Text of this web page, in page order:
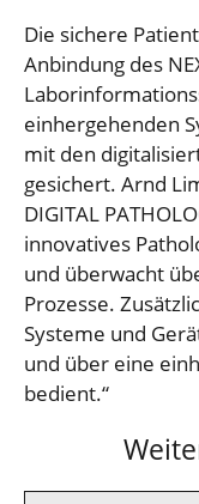
Die sichere
Anbindung des
einhergehenden
mit den
gesichert. Arnd
DIGITAL
innovatives
und überwacht
Prozesse.
Systeme und
und über eine
bedient.“